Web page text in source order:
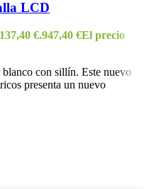
LCD
€.947,40 €El precio
con sillín. Este nuevo
presenta un nuevo